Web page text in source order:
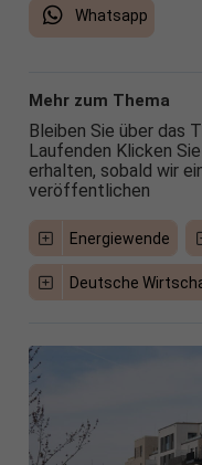
Whatsapp
Mehr zum Thema
Bleiben Sie über das
Laufenden Klicken
erhalten, sobald wir
veröffentlichen
Energiewende
Deutsche